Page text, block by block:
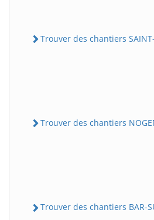
Trouver des chantiers SAINT-
Trouver des chantiers
Trouver des chantiers BAR-